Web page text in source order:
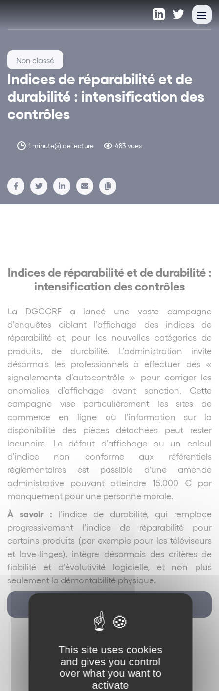
Indices de réparabilité et de
durabilité : intensification des
contrôles
1 minute(s) de lecture 483 vues
Non classé
Indices de réparabilité et de durabilité :
intensification des contrôles
La DGCCRF a lancé une vaste campagne
d’enquêtes ciblant l’affichage des indices de
réparabilité et, pour les nouvelles catégories de
produits, de durabilité. L’administration invite
désormais les professionnels à effectuer des «
signalements d’autocontrôle » pour corriger les
anomalies d’affichage avant sanction. Cette
campagne vise particulièrement les sites de
commerce en ligne où l’information sur la
disponibilité des pièces détachées peut rester
lacunaire. Le défaut d’affichage ou un calcul
d’indice non conforme aux référentiels
réglementaires est passible d’une amende
administrative pouvant atteindre 15.000 € par
manquement pour une personne morale.
À savoir : l’indice de durabilité, qui remplace
progressivement l’indice de réparabilité pour
certains produits (par exemple pour les téléviseurs
et lave-linges), intègre désormais des critères de
fiabilité et d’évolutivité logicielle, et non plus
seulement la démontabilité physique.
This site uses cookies
and gives you control
over what you want to
activate